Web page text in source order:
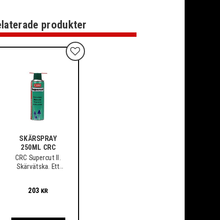
produkter
SKÄRSPRAY
250ML CRC
CRC Supercut II.
Skärvätska. Ett
203 KR
Lägg till i favoriter